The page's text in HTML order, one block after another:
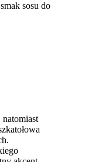
sosu do
natomiast